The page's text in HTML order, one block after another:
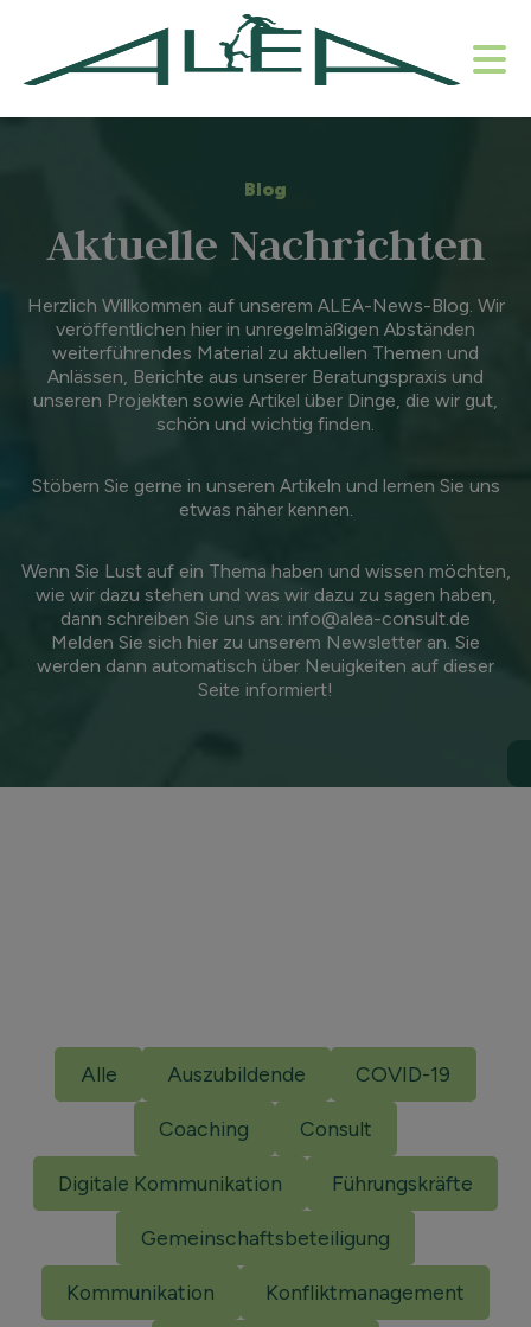
Blog
Aktuelle Nachrichten
Herzlich Willkommen auf unserem ALEA-News-Blog. Wir
veröffentlichen hier in unregelmäßigen Abständen
weiterführendes Material zu aktuellen Themen und
Anlässen, Berichte aus unserer Beratungspraxis und
unseren Projekten sowie Artikel über Dinge, die wir gut,
schön und wichtig finden.
Stöbern Sie gerne in unseren Artikeln und lernen Sie uns
etwas näher kennen.
Wenn Sie Lust auf ein Thema haben und wissen möchten,
wie wir dazu stehen und was wir dazu zu sagen haben,
dann schreiben Sie uns an: info@alea-consult.de
Melden Sie sich hier zu unserem Newsletter an. Sie
werden dann automatisch über Neuigkeiten auf dieser
Seite informiert!
Alle Auszubildende COVID-19
Coaching Consult
Digitale Kommunikation Führungskräfte
Gemeinschaftsbeteiligung
Kommunikation Konfliktmanagement